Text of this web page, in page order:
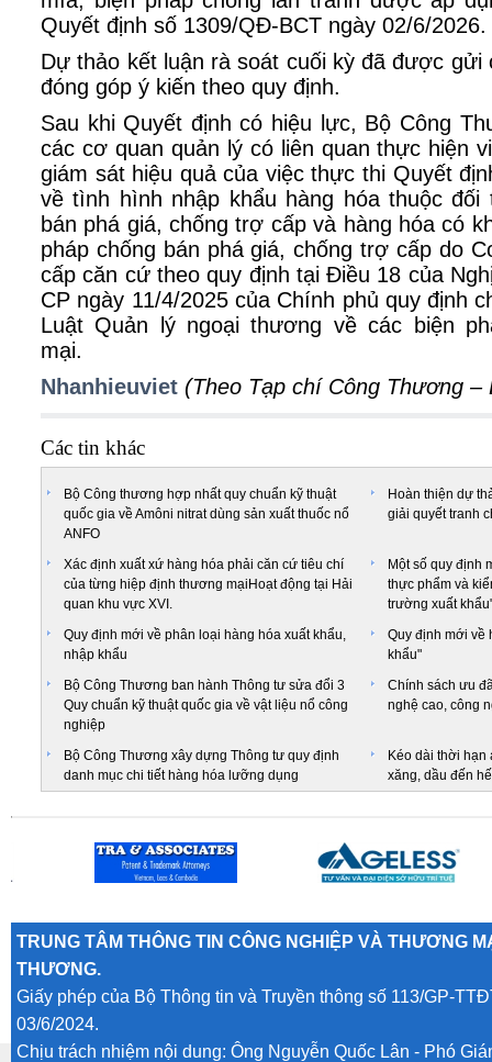
Quyết định số 1309/QĐ-BCT ngày 02/6/2026.
Dự thảo kết luận rà soát cuối kỳ đã được gửi
đóng góp ý kiến theo quy định.
Sau khi Quyết định có hiệu lực, Bộ Công
các cơ quan quản lý có liên quan thực hiện
giám sát hiệu quả của việc thực thi Quyết
về tình hình nhập khẩu hàng hóa thuộc đối
bán phá giá, chống trợ cấp và hàng hóa có
pháp chống bán phá giá, chống trợ cấp do
cấp căn cứ theo quy định tại Điều 18 của
CP ngày 11/4/2025 của Chính phủ quy định
Luật Quản lý ngoại thương về các biện
mại.
Nhanhieuviet (Theo Tạp chí Công Thương –
Các tin khác
Bộ Công thương hợp nhất quy chuẩn kỹ thuật
quốc gia về Amôni nitrat dùng sản xuất thuốc nổ
ANFO
Hoàn thiện dự
giải quyết tranh
Xác định xuất xứ hàng hóa phải căn cứ tiêu chí
của từng hiệp định thương mạiHoạt động tại Hải
quan khu vực XVI.
Một số quy định
thực phẩm và
trường xuất
Quy định mới về phân loại hàng hóa xuất khẩu,
nhập khẩu
Quy định mới về
khẩu"
Bộ Công Thương ban hành Thông tư sửa đổi 3
Quy chuẩn kỹ thuật quốc gia về vật liệu nổ công
nghiệp
Chính sách ưu
nghệ cao, công
Bộ Công Thương xây dựng Thông tư quy định
danh mục chi tiết hàng hóa lưỡng dụng
Kéo dài thời hạn
xăng, dầu đến
TRUNG TÂM THÔNG TIN CÔNG NGHIỆP VÀ THƯƠNG
THƯƠNG.
Giấy phép của Bộ Thông tin và Truyền thông số 113/GP-
03/6/2024.
Chịu trách nhiệm nội dung: Ông Nguyễn Quốc Lân - Phó